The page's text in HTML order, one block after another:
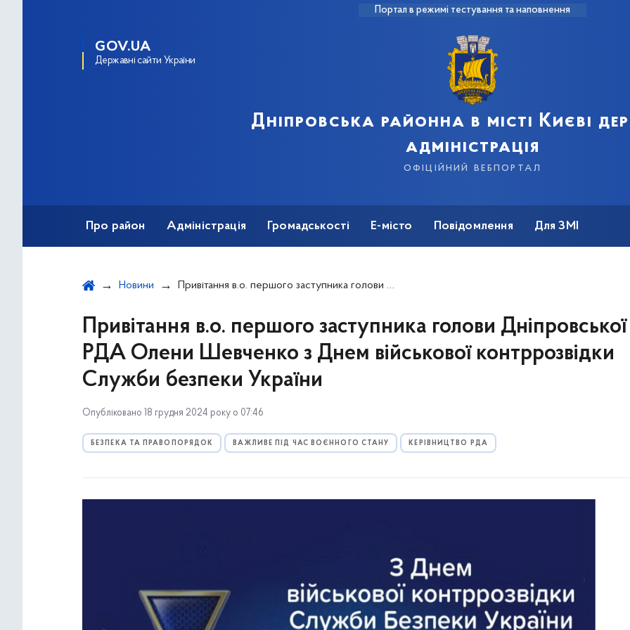
Портал в режимі тестування та наповнення
GOV.UA
Державні сайти України
Дніпровська районна в місті Києві
адміністрація
офіційний вебпортал
Про район Адміністрація Громадськості Е-місто Повідомлення Для ЗМІ
Новини Привітання в.о. першого заступника голови Дніпровської РДА Олени Шевченко з Днем військової контррозвідки Служби безпеки України
Привітання в.о. першого заступника голови Дніпровської
РДА Олени Шевченко з Днем військової контррозвідки
Служби безпеки України
Опубліковано 18 грудня 2024 року о 07:46
БЕЗПЕКА ТА ПРАВОПОРЯДОК ВАЖЛИВЕ ПІД ЧАС ВОЄННОГО СТАНУ КЕРІВНИЦТВО РДА